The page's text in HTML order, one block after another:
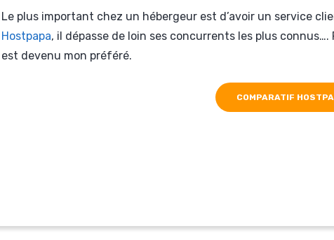
Le plus important chez un hébergeur est d’avoir un service
Hostpapa, il dépasse de loin ses concurrents les plus
est devenu mon préféré.
COMPARATIF